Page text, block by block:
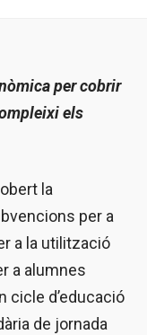
per cobrir
els
la
per a
a la utilització
a alumnes
cicle d’educació
de jornada